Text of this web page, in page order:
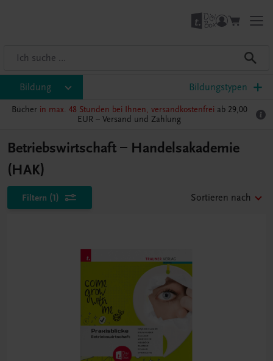
Bildung Bildungstypen
Bücher in max. 48 Stunden bei Ihnen, versandkostenfrei ab 29,00
EUR – Versand und Zahlung
Betriebswirtschaft – Handelsakademie
(HAK)
Filtern (1) Sortieren nach